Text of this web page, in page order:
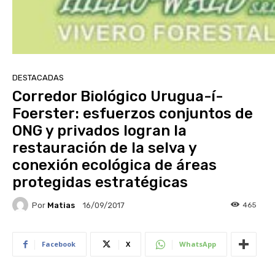
DESTACADAS
Corredor Biológico Urugua-í-
Foerster: esfuerzos conjuntos de
ONG y privados logran la
restauración de la selva y
conexión ecológica de áreas
protegidas estratégicas
Por Matias 16/09/2017 465
Facebook X WhatsApp